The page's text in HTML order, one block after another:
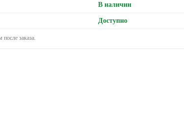
В наличии
Доступно
заказа.